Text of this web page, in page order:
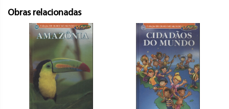
Obras relacionadas